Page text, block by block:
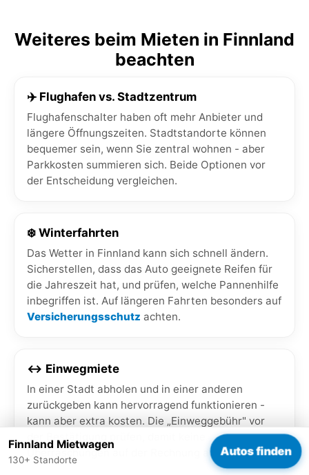
Weiteres beim Mieten in Finnland
beachten
✈️ Flughafen vs. Stadtzentrum
Flughafenschalter haben oft mehr Anbieter und
längere Öffnungszeiten. Stadtstandorte können
bequemer sein, wenn Sie zentral wohnen - aber
Parkkosten summieren sich. Beide Optionen vor
der Entscheidung vergleichen.
❄️ Winterfahrten
Das Wetter in Finnland kann sich schnell ändern.
Sicherstellen, dass das Auto geeignete Reifen für
die Jahreszeit hat, und prüfen, welche Pannenhilfe
inbegriffen ist. Auf längeren Fahrten besonders auf
Versicherungsschutz achten.
↔️ Einwegmiete
In einer Stadt abholen und in einer anderen
zurückgeben kann hervorragend funktionieren -
kann aber extra kosten. Die „Einweggebühr" vor
der Bestätigung prüfen, damit keine
Überraschungen auf der Rechnung auftauchen.
Finnland Mietwagen
130+ Standorte
Autos finden